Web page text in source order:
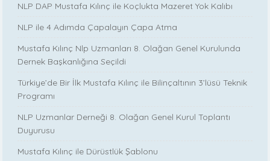
NLP DAP Mustafa Kılınç ile Koçlukta Mazeret Yok Kalıbı
NLP ile 4 Adımda Çapalayın Çapa Atma
Mustafa Kılınç Nlp Uzmanları 8. Olağan Genel Kurulunda
Dernek Başkanlığına Seçildi
Türkiye’de Bir İlk Mustafa Kılınç ile Bilinçaltının 3’lüsü Teknik
Programı
NLP Uzmanlar Derneği 8. Olağan Genel Kurul Toplantı
Duyurusu
Mustafa Kılınç ile Dürüstlük Şablonu